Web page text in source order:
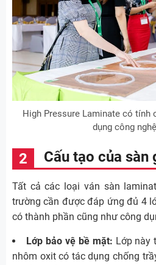
High Pressure Laminate có tính
dụng công
Cấu tạo của sàn
Tất cả các loại ván sàn
trường cần được đáp ứng đủ 4
có thành phần cũng như công
Lớp bảo vệ bề mặt: Lớp này
nhôm oxit có tác dụng chống